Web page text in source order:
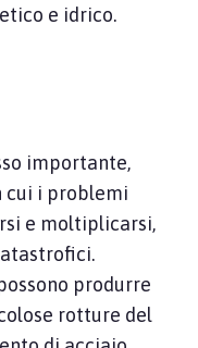
e idrico.
importante,
cui i problemi
e moltiplicarsi,
produrre
rotture del